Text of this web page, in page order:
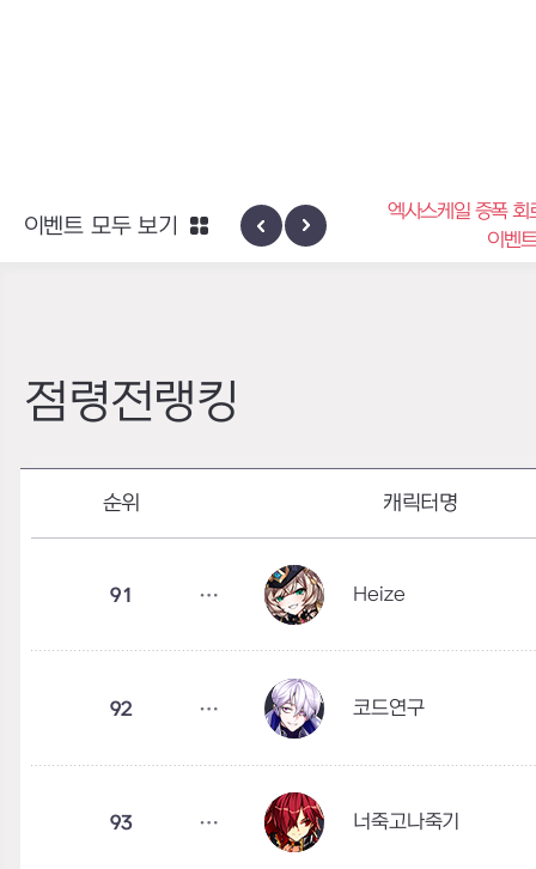
신규 지역 네블론
엑사스케일 증폭 회로 보급 터
이벤트 모두 보기
점령전랭킹
순위 캐릭터명
91 Heize
92 코드연구
93 너죽고나죽기